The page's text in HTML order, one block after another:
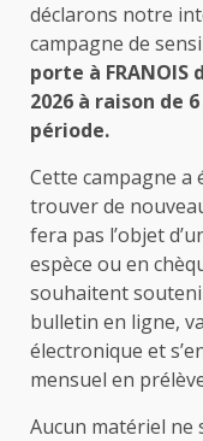
déclarons notre
campagne de
porte à FRANOIS
2026 à raison de
période.
Cette campagne
trouver de
fera pas l’objet
espèce ou en
souhaitent
bulletin en ligne,
électronique et
mensuel en
Aucun matériel ne